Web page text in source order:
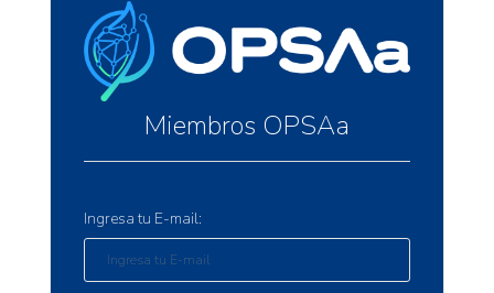
Miembros OPSAa
Ingresa tu E-mail: